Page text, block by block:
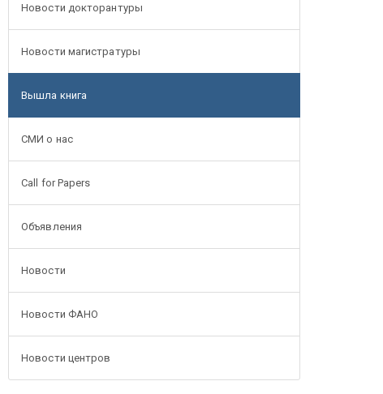
Новости докторантуры
Новости магистратуры
Вышла книга
СМИ о нас
Call for Papers
Объявления
Новости
Новости ФАНО
Новости центров